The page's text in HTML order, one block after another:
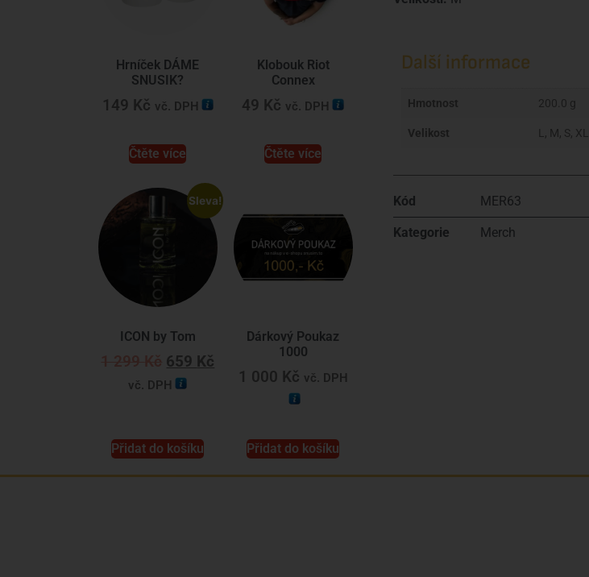
Hrníček DÁME
SNUSIK?
149 Kč vč. DPH
Čtěte více
Klobouk Riot
Connex
49 Kč vč. DPH
Čtěte více
Sleva!
ICON by Tom
659 Kč
vč. DPH
Přidat do košíku
Dárkový Poukaz
1000
1 000 Kč vč. DPH
Přidat do košíku
Další informace
Hmotnost 200.0 g
Velikost L, M, S, XL
Kód MER63
Kategorie Merch